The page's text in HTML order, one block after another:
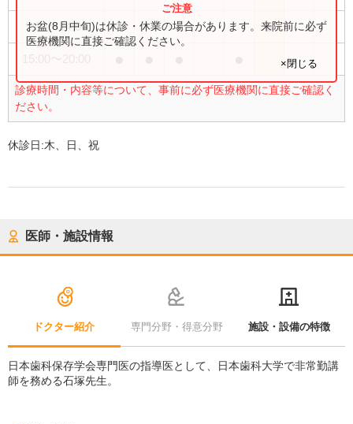
9:00〜14:00 ●
診療時間・内容等について、事前に必ず医療機関に直接ご確認く
ださい。
お盆(8月中旬)は休診・休業の場合があります。来院前に必ず
医療機関に直接ご確認ください。
×閉じる
休診日:木、日、祝
医師・施設情報
ドクター紹介 専門分野・得意分野 施設・設備の特徴
日本歯科保存学会専門医の指導医として、日本歯科大学で非常勤講
師を務める石塚先生。